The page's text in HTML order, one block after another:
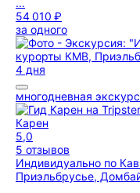
...
54 010 ₽
за одного
4 дня
многодневная
Карен
5,0
5 отзывов
Индивидуально по
Приэльбрусье,